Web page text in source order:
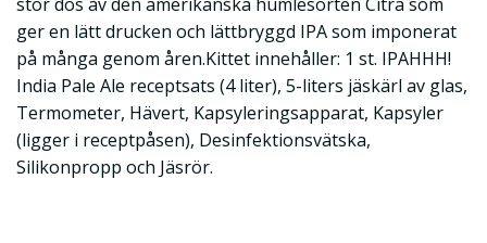
ger en lätt drucken och lättbryggd IPA som imponerat
på många genom åren.Kittet innehåller: 1 st. IPAHHH!
India Pale Ale receptsats (4 liter), 5-liters jäskärl av glas,
Termometer, Hävert, Kapsyleringsapparat, Kapsyler
(ligger i receptpåsen), Desinfektionsvätska,
Silikonpropp och Jäsrör.